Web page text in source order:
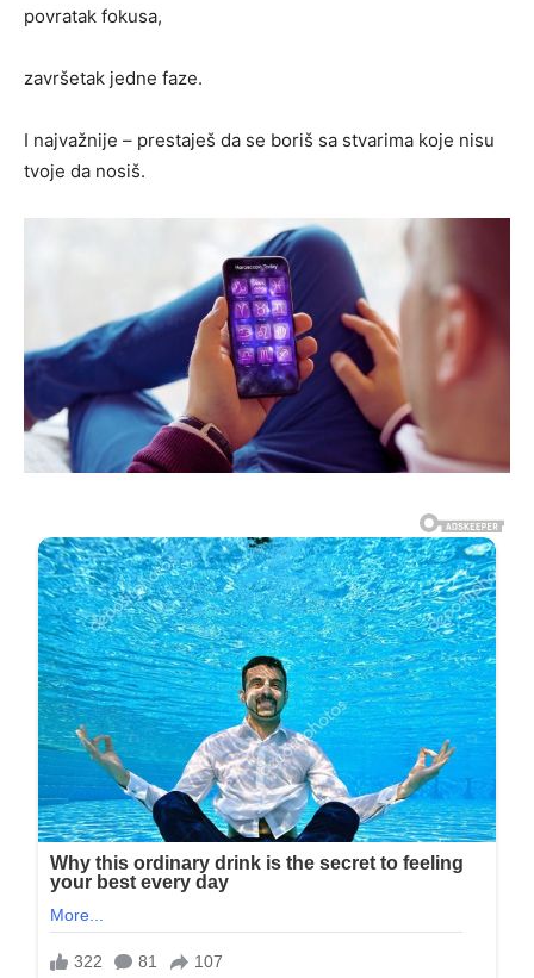
povratak fokusa,
završetak jedne faze.
I najvažnije – prestaješ da se boriš sa stvarima koje nisu
tvoje da nosiš.